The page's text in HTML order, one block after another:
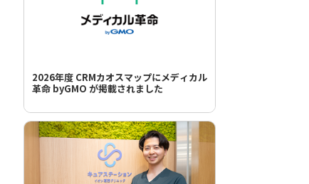
2026年度 CRMカオスマップにメディカル
革命 byGMO が掲載されました